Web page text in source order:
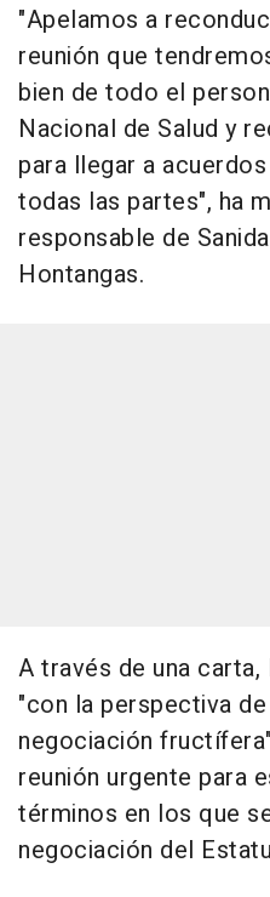
"Apelamos a
reunión que
bien de todo el
Nacional de Salud y
para llegar a
todas las partes", ha
responsable de
Hontangas.
A través de una
"con la perspectiva
negociación
reunión urgente para
términos en los que
negociación del